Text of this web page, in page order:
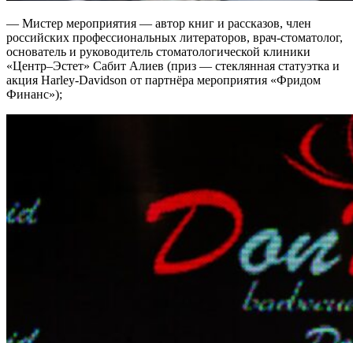
— Мистер мероприятия — автор книг и рассказов, член
российских профессиональных литераторов, врач-стоматолог,
основатель и руководитель стоматологической клиники
«Центр–Эстет» Сабит Алиев (приз — стеклянная статуэтка и
акция Harley-Davidson от партнёра мероприятия «Фридом
Финанс»);